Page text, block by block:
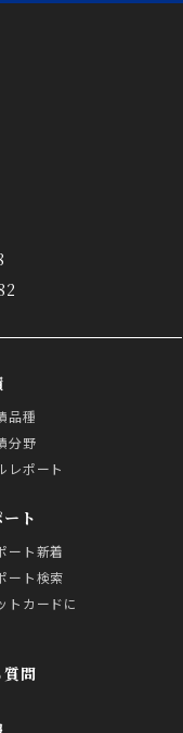
品種
分野
レポート
ト
ート新着
ート検索
トカードに
質問